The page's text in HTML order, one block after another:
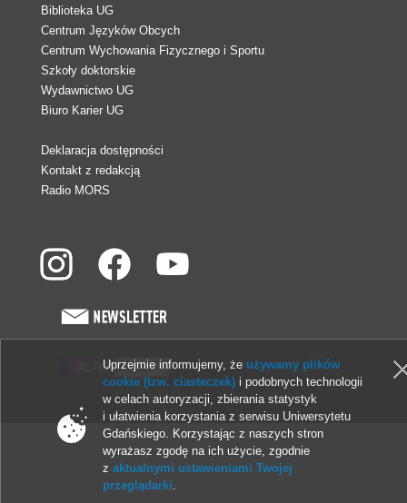
Biblioteka UG
Centrum Języków Obcych
Centrum Wychowania Fizycznego i Sportu
Szkoły doktorskie
Wydawnictwo UG
Biuro Karier UG
Deklaracja dostępności
Kontakt z redakcją
Radio MORS
© 2013-2026 Uniwersytet Gdański
Uprzejmie informujemy, że używamy plików
cookie (tzw. ciasteczek) i podobnych technologii
w celach autoryzacji, zbierania statystyk
i ułatwienia korzystania z serwisu Uniwersytetu
Gdańskiego. Korzystając z naszych stron
wyrażasz zgodę na ich użycie, zgodnie
zaktualnymi ustawieniami Twojej
przeglądarki.